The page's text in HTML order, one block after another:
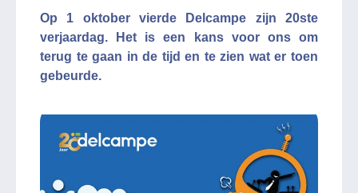
Op 1 oktober vierde Delcampe zijn 20ste
verjaardag. Het is een kans voor ons om
terug te gaan in de tijd en te zien wat er toen
gebeurde.